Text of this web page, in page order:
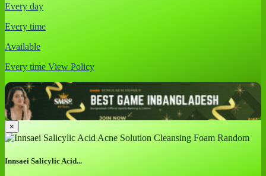
Every day
Every time
Available
Every time View Policy
×
Innsaei Salicylic Acid...